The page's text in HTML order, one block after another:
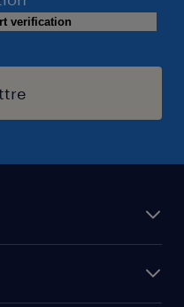
verification